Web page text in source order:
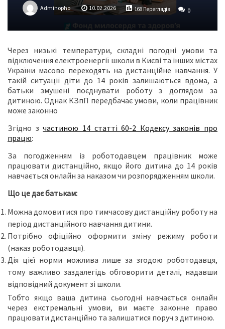
Adminopho 10.02.2026 168 Переглядів 0
Через низькі температури, складні погодні умови та
відключення електроенергії школи в Києві та інших містах
України масово переходять на дистанційне навчання. У
такій ситуації діти до 14 років залишаються вдома, а
батьки змушені поєднувати роботу з доглядом за
дитиною. Однак КЗпП передбачає умови, коли працівник
може законно
Згідно зчастиною 14 статті 60-2 Кодексу законів про
працю:
За погодженням із роботодавцем працівник може
працювати дистанційно, якщо його дитина до 14 років
навчається онлайн за наказом чи розпорядженням школи.
Що це дає батькам:
Можна домовитися про тимчасову дистанційну роботу на
період дистанційного навчання дитини.
Потрібно офіційно оформити зміну режиму роботи
(наказ роботодавця).
Дія цієї норми можлива лише за згодою роботодавця,
тому важливо заздалегідь обговорити деталі, надавши
відповідний документ зі школи.
Тобто якщо ваша дитина сьогодні навчається онлайн
через екстремальні умови, ви маєте законне право
працювати дистанційно та залишатися поруч з дитиною.